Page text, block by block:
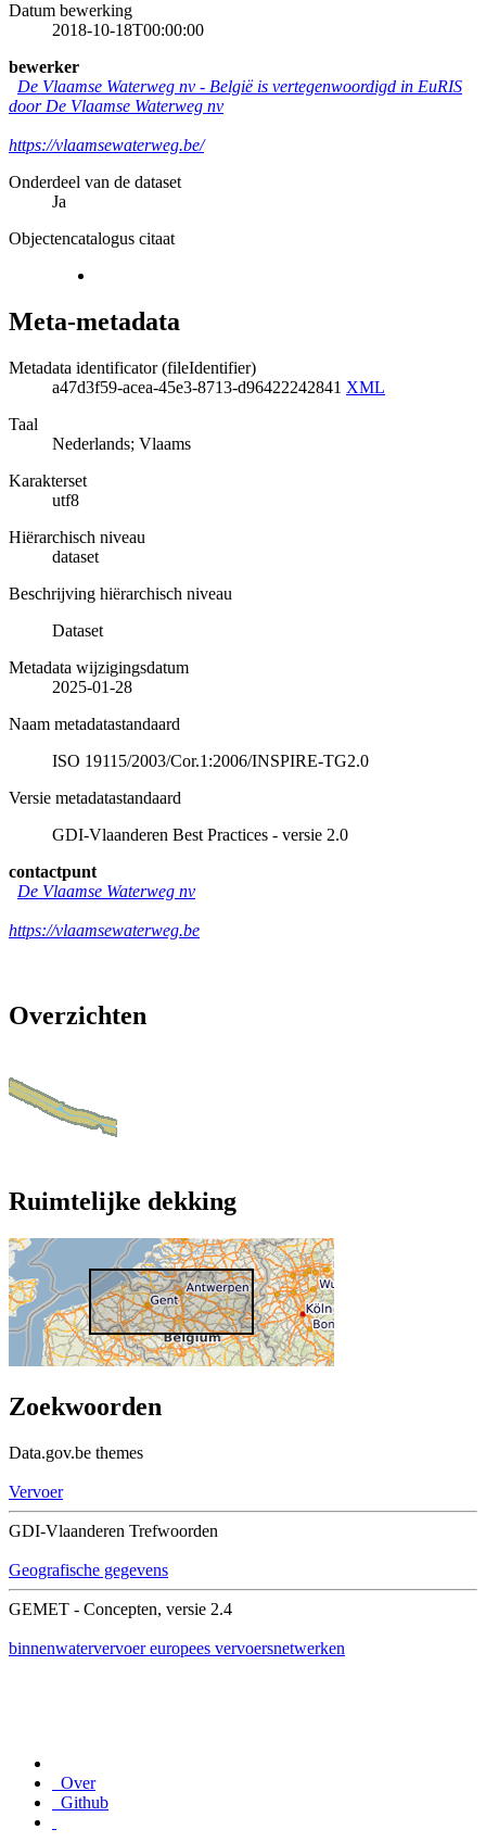
Datum bewerking
2018-10-18T00:00:00
bewerker
De Vlaamse Waterweg nv - België is vertegenwoordigd in EuRIS
door De Vlaamse Waterweg nv
https://vlaamsewaterweg.be/
Onderdeel van de dataset
Ja
Objectencatalogus citaat
Meta-metadata
Metadata identificator (fileIdentifier)
a47d3f59-acea-45e3-8713-d96422242841 XML
Taal
Nederlands; Vlaams
Karakterset
utf8
Hiërarchisch niveau
dataset
Beschrijving hiërarchisch niveau
Dataset
Metadata wijzigingsdatum
2025-01-28
Naam metadatastandaard
ISO 19115/2003/Cor.1:2006/INSPIRE-TG2.0
Versie metadatastandaard
GDI-Vlaanderen Best Practices - versie 2.0
contactpunt
De Vlaamse Waterweg nv
https://vlaamsewaterweg.be
Overzichten
Ruimtelijke dekking
Zoekwoorden
Data.gov.be themes
Vervoer
GDI-Vlaanderen Trefwoorden
Geografische gegevens
GEMET - Concepten, versie 2.4
binnenwatervervoer europees vervoersnetwerken
Over
Github